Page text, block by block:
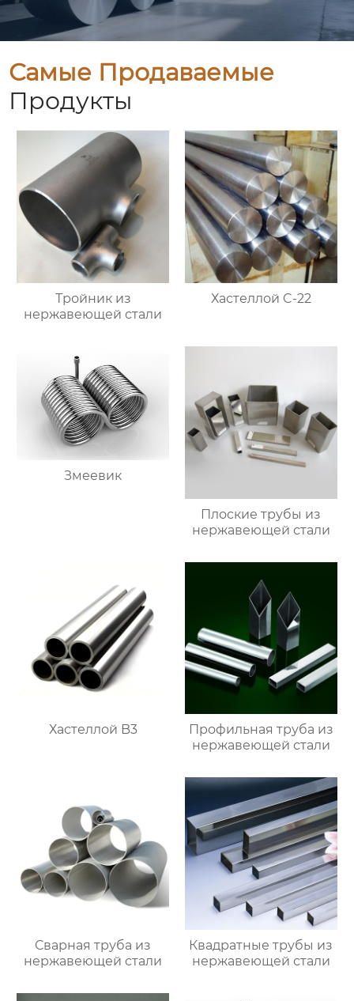
Самые Продаваемые
Продукты
Тройник из
нержавеющей стали
Хастеллой C-22
Змеевик
Плоские трубы из
нержавеющей стали
Хастеллой B3
Профильная труба из
нержавеющей стали
Сварная труба из
нержавеющей стали
Квадратные трубы из
нержавеющей стали